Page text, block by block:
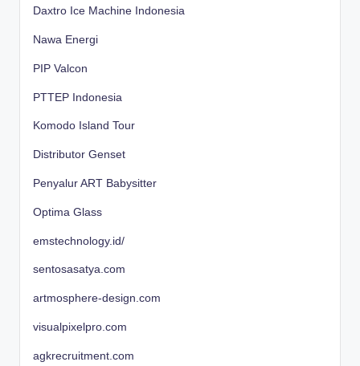
Daxtro Ice Machine Indonesia
Nawa Energi
PIP Valcon
PTTEP Indonesia
Komodo Island Tour
Distributor Genset
Penyalur ART Babysitter
Optima Glass
emstechnology.id/
sentosasatya.com
artmosphere-design.com
visualpixelpro.com
agkrecruitment.com